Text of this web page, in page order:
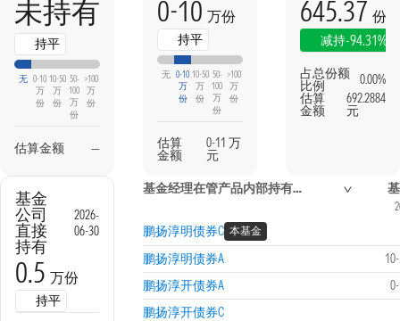
未持有
持平
无 0-10
万
份
10-50
万
份
50-
100
万
份
>100
万
份
估算金额 —
0-10 万份
持平
无 0-10
万
份
10-50
万
份
50-
100
万
份
>100
万
份
估算
金额
0-11 万
元
645.37 份
减持-94.31%
占总份额
比例
0.00%
估算
金额
692.2884
元
基金
公司
直接
持有
2026-
06-30
0.5 万份
持平
基金经理在管产品内部持有信息
鹏扬淳明债券C 本基金
鹏扬淳明债券A
鹏扬淳开债券A
鹏扬淳开债券C